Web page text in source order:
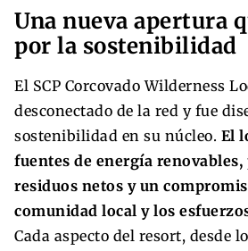
Una nueva apertura
por la sostenibilidad
El SCP Corcovado Wilderness
desconectado de la red y fue
sostenibilidad en su núcleo. El
fuentes de energía renovables,
residuos netos y un
comunidad local y los
Cada aspecto del resort, desde